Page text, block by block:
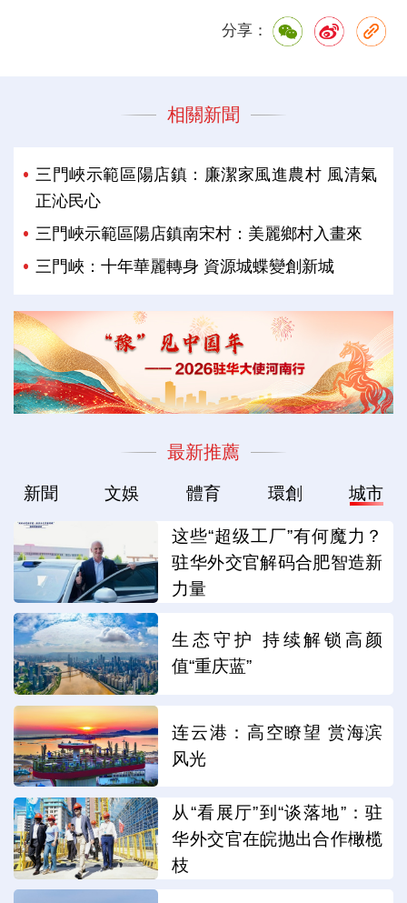
分享：
相關新聞
三門峽示範區陽店鎮：廉潔家風進農村 風清氣
正沁民心
三門峽示範區陽店鎮南宋村：美麗鄉村入畫來
三門峽：十年華麗轉身 資源城蝶變創新城
最新推薦
新聞 文娛 體育 環創 城市
这些“超级工厂”有何魔力？
驻华外交官解码合肥智造新
力量
生态守护 持续解锁高颜
值“重庆蓝”
连云港：高空瞭望 赏海滨
风光
从“看展厅”到“谈落地”：驻
华外交官在皖抛出合作橄榄
枝